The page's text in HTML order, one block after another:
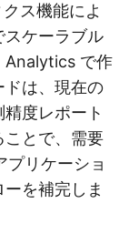
ス機能によ
スケーラブル
Analytics で作
ドは、現在の
度レポート
ことで、需要
リケーショ
を補完しま